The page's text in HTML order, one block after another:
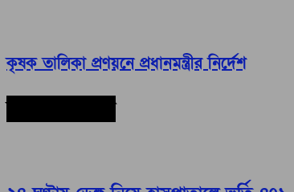
কৃষক তালিকা প্রণয়নে প্রধানমন্ত্রীর নির্দেশ